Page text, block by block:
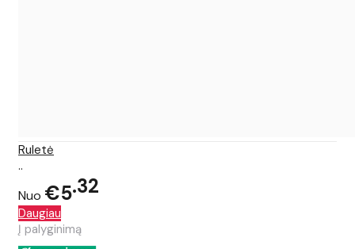
Ruletė
..
Nuo €5 32
Daugiau
Į palyginimą